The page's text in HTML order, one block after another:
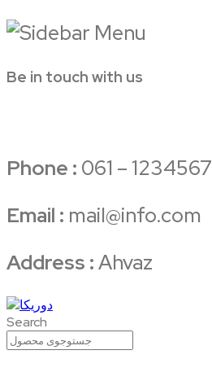
Be in touch with us
Phone : 061 – 1234567
Email : mail@info.com
Address :Ahvaz
Search